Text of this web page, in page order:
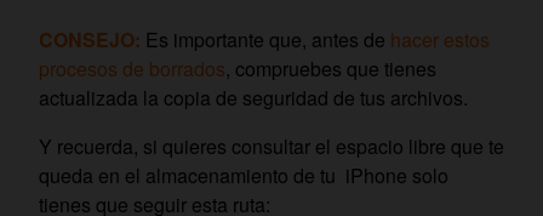
CONSEJO: Es importante que, antes de hacer estos
procesos de borrados, compruebes que tienes
actualizada la copia de seguridad de tus archivos.
Y recuerda, si quieres consultar el espacio libre que te
queda en el almacenamiento de tu iPhone solo
tienes que seguir esta ruta: